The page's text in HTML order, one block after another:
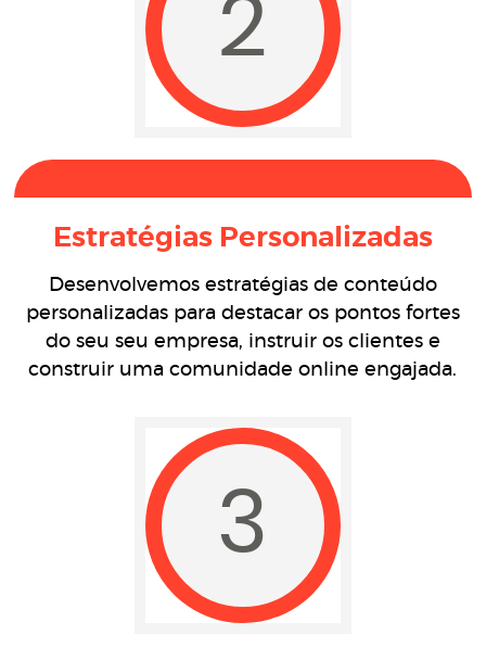
2
Estratégias Personalizadas
Desenvolvemos estratégias de conteúdo
personalizadas para destacar os pontos fortes
do seu seu empresa, instruir os clientes e
construir uma comunidade online engajada.
3